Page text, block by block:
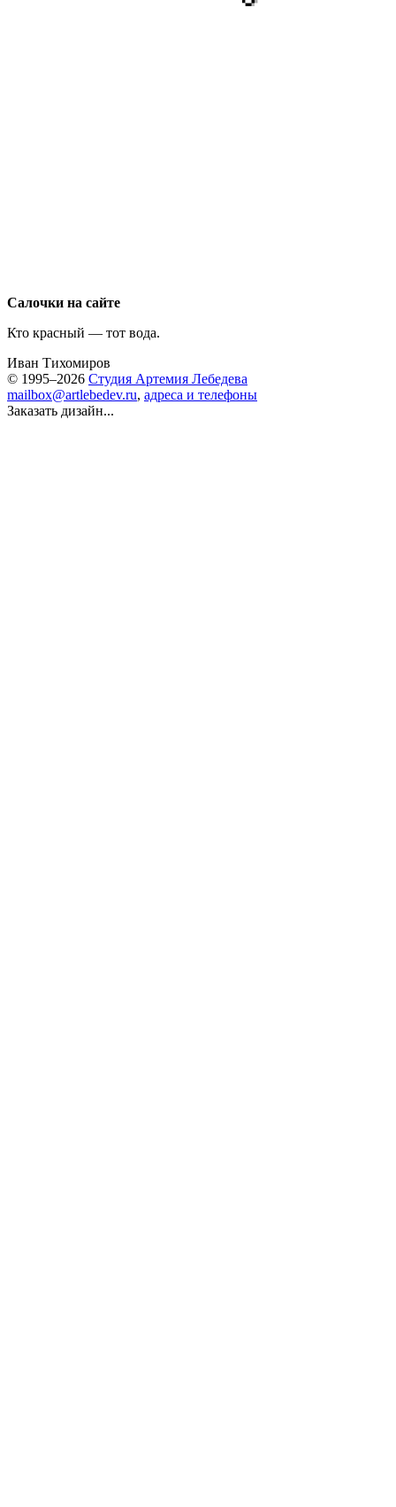
Салочки на сайте
Кто красный — тот вода.
Иван Тихомиров
© 1995–2026 Студия Артемия Лебедева
mailbox@artlebedev.ru, адреса и телефоны
Заказать дизайн...